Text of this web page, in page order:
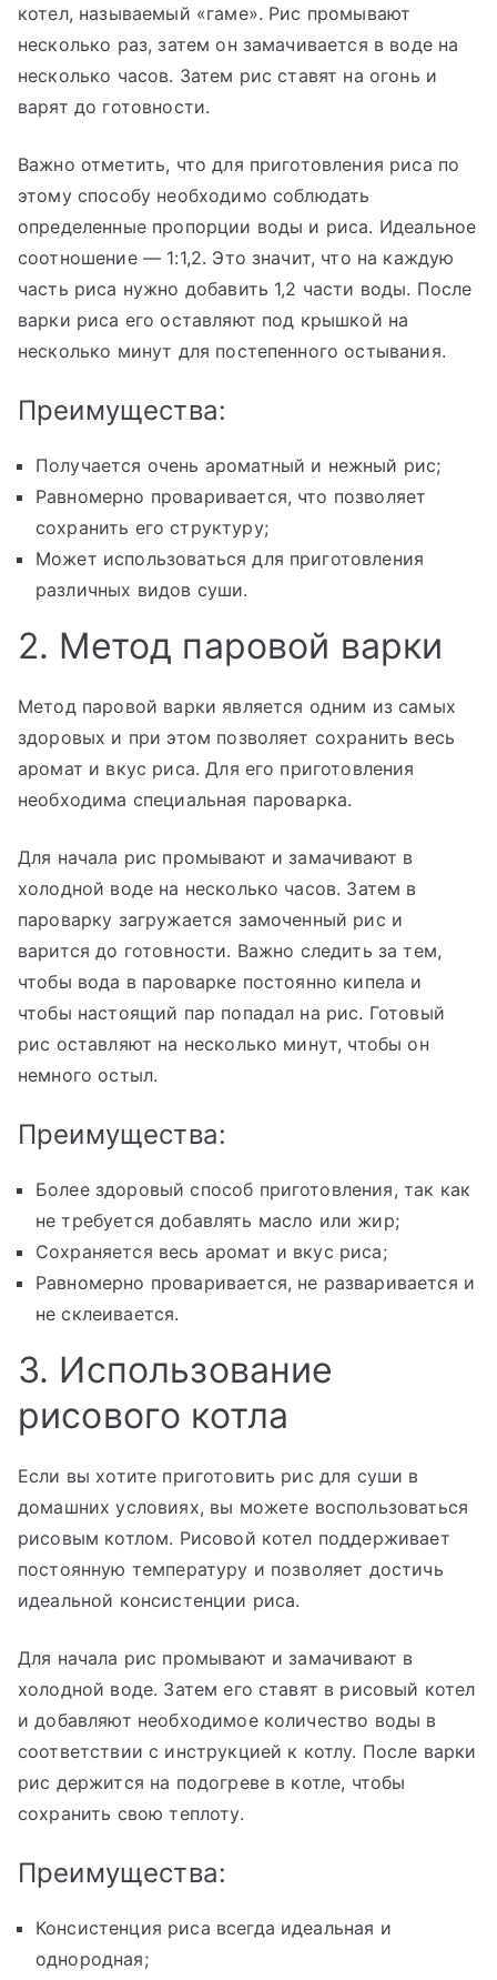
котел, называемый «гаме». Рис промывают
несколько раз, затем он замачивается в воде на
несколько часов. Затем рис ставят на огонь и
варят до готовности.
Важно отметить, что для приготовления риса по
этому способу необходимо соблюдать
определенные пропорции воды и риса. Идеальное
соотношение — 1:1,2. Это значит, что на каждую
часть риса нужно добавить 1,2 части воды. После
варки риса его оставляют под крышкой на
несколько минут для постепенного остывания.
Преимущества:
Получается очень ароматный и нежный рис;
Равномерно проваривается, что позволяет
сохранить его структуру;
Может использоваться для приготовления
различных видов суши.
2. Метод паровой варки
Метод паровой варки является одним из самых
здоровых и при этом позволяет сохранить весь
аромат и вкус риса. Для его приготовления
необходима специальная пароварка.
Для начала рис промывают и замачивают в
холодной воде на несколько часов. Затем в
пароварку загружается замоченный рис и
варится до готовности. Важно следить за тем,
чтобы вода в пароварке постоянно кипела и
чтобы настоящий пар попадал на рис. Готовый
рис оставляют на несколько минут, чтобы он
немного остыл.
Преимущества:
Более здоровый способ приготовления, так как
не требуется добавлять масло или жир;
Сохраняется весь аромат и вкус риса;
Равномерно проваривается, не разваривается и
не склеивается.
3. Использование
рисового котла
Если вы хотите приготовить рис для суши в
домашних условиях, вы можете воспользоваться
рисовым котлом. Рисовой котел поддерживает
постоянную температуру и позволяет достичь
идеальной консистенции риса.
Для начала рис промывают и замачивают в
холодной воде. Затем его ставят в рисовый котел
и добавляют необходимое количество воды в
соответствии с инструкцией к котлу. После варки
рис держится на подогреве в котле, чтобы
сохранить свою теплоту.
Преимущества:
Консистенция риса всегда идеальная и
однородная;